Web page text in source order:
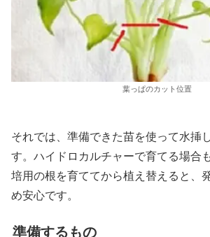
葉っぱのカット位置
それでは、準備できた苗を使って水挿
す。ハイドロカルチャーで育てる場合
培用の根を育ててから植え替えると、
め安心です。
準備するもの